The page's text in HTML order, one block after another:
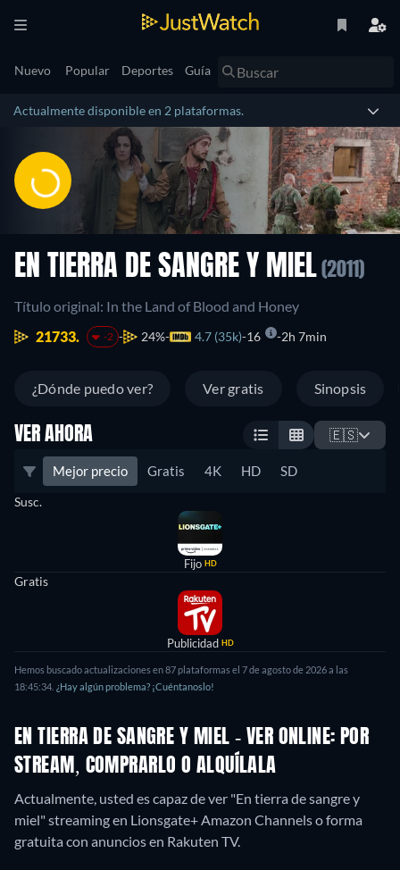
Nuevo Popular Deportes Guía
Actualmente disponible en 2 plataformas.
EN TIERRA DE SANGRE Y MIEL (2011)
Título original: In the Land of Blood and Honey
21733.
-2 24% 4.7 (35k) 16 2h 7min
¿Dónde puedo ver? Ver gratis Sinopsis
VER AHORA 🇪🇸
Mejor precio Gratis 4K HD SD
Susc.
Fijo HD
Gratis
Publicidad HD
Hemos buscado actualizaciones en87plataformas el 7 de agosto de 2026a las
18:45:34 ¿Hay algún problema? ¡Cuéntanoslo!
EN TIERRA DE SANGRE Y MIEL - VER ONLINE: POR
STREAM, COMPRARLO O ALQUÍLALA
Actualmente, usted es capaz de ver "En tierra de sangre y
miel" streaming en Lionsgate+ Amazon Channels o forma
gratuita con anuncios en Rakuten TV.